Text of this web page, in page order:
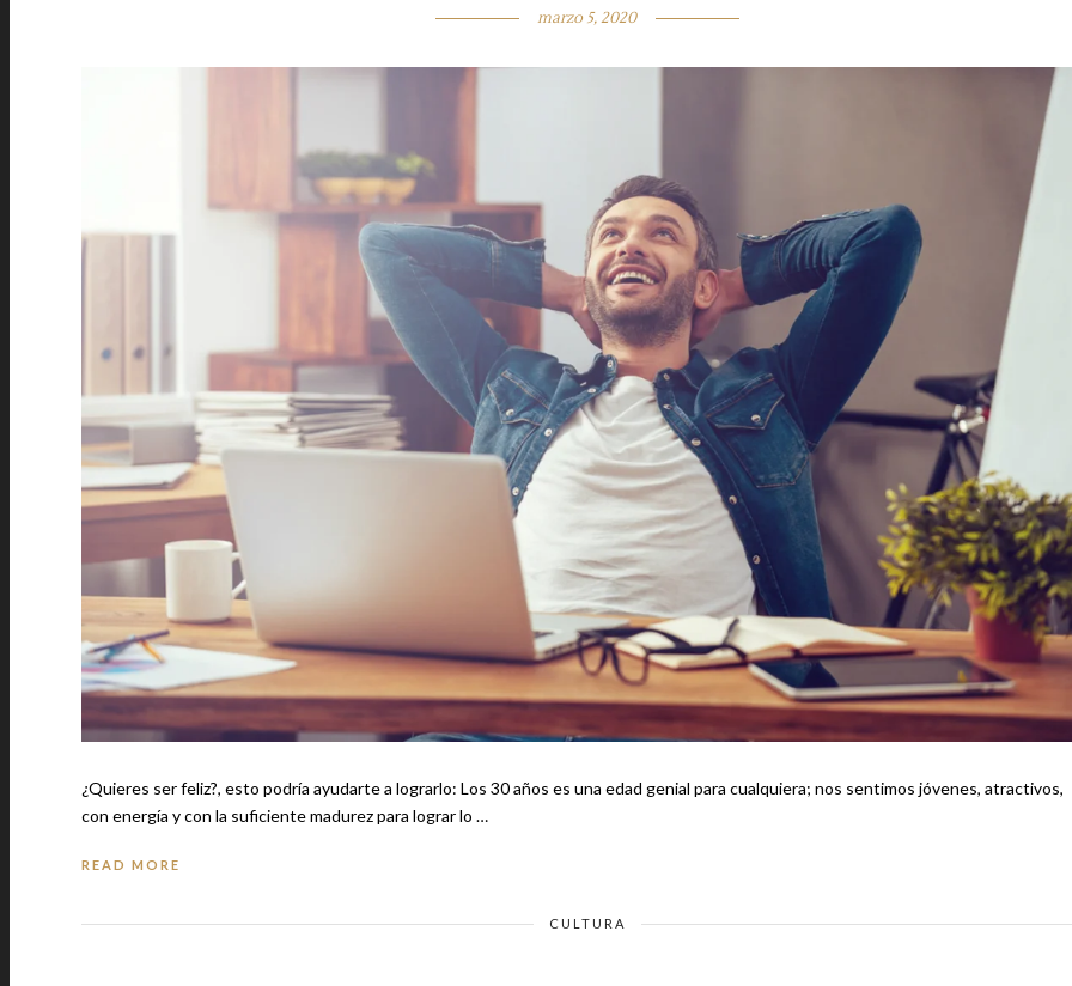
marzo 5, 2020
¿Quieres ser feliz?, esto podría ayudarte a lograrlo: Los 30 años es una edad genial para cualquiera; nos sentimos jóvenes, atractivos,
con energía y con la suficiente madurez para lograr lo …
READ MORE
CULTURA